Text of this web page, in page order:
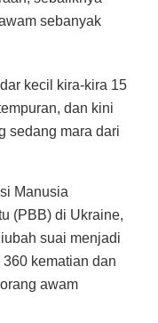
sebanyak
kecil kira-kira 15
dan kini
sedang mara dari
Manusia
(PBB) di Ukraine,
suai menjadi
kematian dan
awam